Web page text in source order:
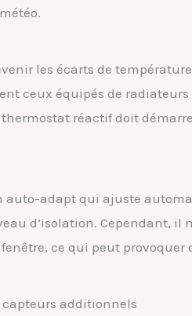
les écarts de température
ceux équipés de
réactif doit
auto-adapt qui ajuste
d’isolation. Cependant,
ce qui peut
additionnels